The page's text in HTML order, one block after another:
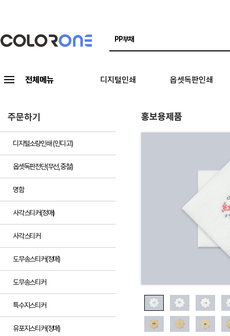
전체메뉴 디지털인쇄 옵셋독판인쇄
주문하기
디지털소량인쇄 (인디고)
옵셋독판전단(무선,중철)
명함
사각스티커(정매)
사각스티커
도무송스티커(정매)
도무송스티커
특수지스티커
유포지스티커(정매)
홍보용제품